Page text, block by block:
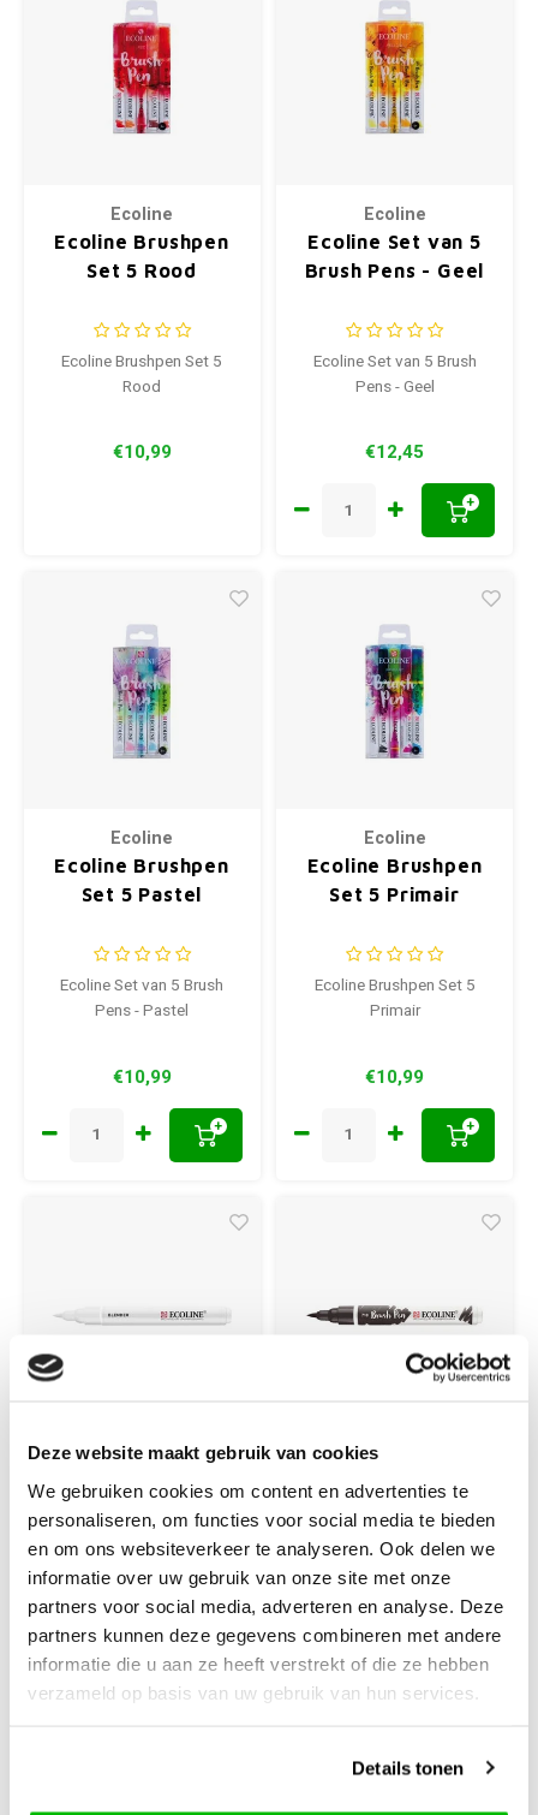
Deze website maakt gebruik van cookies
We gebruiken cookies om content en advertenties te
personaliseren, om functies voor social media te bieden
en om ons websiteverkeer te analyseren. Ook delen we
informatie over uw gebruik van onze site met onze
partners voor social media, adverteren en analyse. Deze
partners kunnen deze gegevens combineren met andere
informatie die u aan ze heeft verstrekt of die ze hebben
verzameld op basis van uw gebruik van hun services.
Details tonen
Ecoline
Ecoline Brushpen
Set 5 Rood
Ecoline Brushpen Set 5
Rood
€10,99
Ecoline
Ecoline Set van 5
Brush Pens - Geel
Ecoline Set van 5 Brush
Pens - Geel
€12,45
+
Ecoline
Ecoline Brushpen
Set 5 Pastel
Ecoline Set van 5 Brush
Pens - Pastel
€10,99
+
Ecoline
Ecoline Brushpen
Set 5 Primair
Ecoline Brushpen Set 5
Primair
€10,99
+
Ecoline
Ecoline Brush Pen
Blender
Ecoline Brush Pen Blender
€3,10
Ecoline
Ecoline Brush Pen
Warmgrijs 718
Ecoline Brush Pen Warmgrijs
718
€3,10